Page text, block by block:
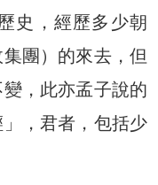
史，經歷多少朝
團）的來去，但
，此亦孟子說的
」，君者，包括少